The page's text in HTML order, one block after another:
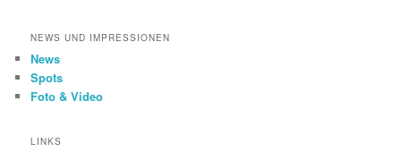
NEWS UND IMPRESSIONEN
News
Spots
Foto & Video
LINKS